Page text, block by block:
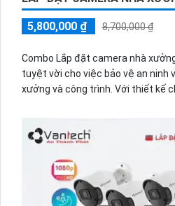
5,800,000 ₫ 8,700,000 ₫
Combo Lắp đặt camera nhà
tuyệt vời cho việc bảo vệ an ninh
xưởng và công trình. Với thiết kế
camera nhà xưởng dahua là
âm thanh trong khu vực giám
năng phát hiện sự cố và tăng
Điểm nhấn khác có thể đánh giá